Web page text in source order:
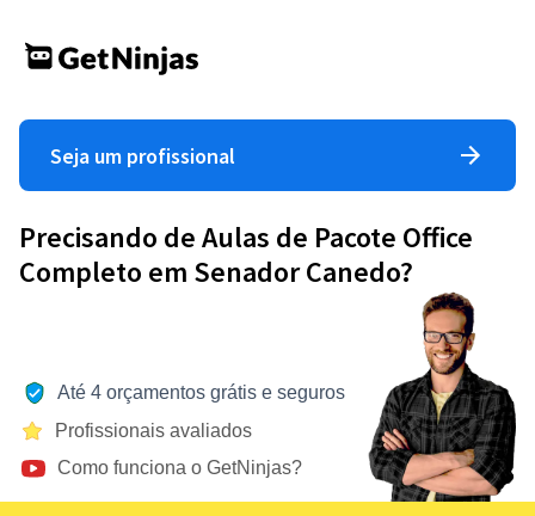
Seja um profissional
Precisando de Aulas de Pacote Office
Completo em Senador Canedo?
Até 4 orçamentos grátis e seguros
Profissionais avaliados
Como funciona o GetNinjas?